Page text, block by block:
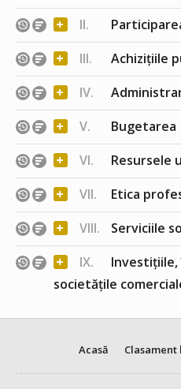
+ II.
+ III. Achizițiile
+ IV.
+ V. Bugetarea
+ VI. Resursele
+ VII. Etica
+ VIII. Serviciile
+ IX.
societățile
Acasă